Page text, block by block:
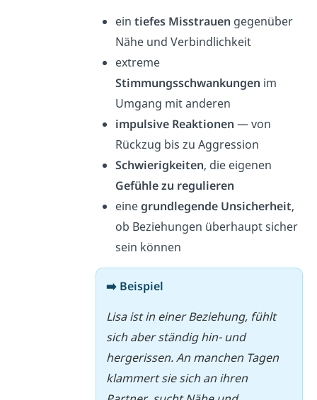
ein tiefes Misstrauen gegenüber
Nähe und Verbindlichkeit
extreme
Stimmungsschwankungen im
Umgang mit anderen
impulsive Reaktionen — von
Rückzug bis zu Aggression
Schwierigkeiten, die eigenen
Gefühle zu regulieren
einegrundlegende Unsicherheit,
ob Beziehungen überhaupt sicher
sein können
➡️ Beispiel
Lisa ist in einer Beziehung, fühlt
sich aber ständig hin- und
hergerissen. An manchen Tagen
klammert sie sich an ihren